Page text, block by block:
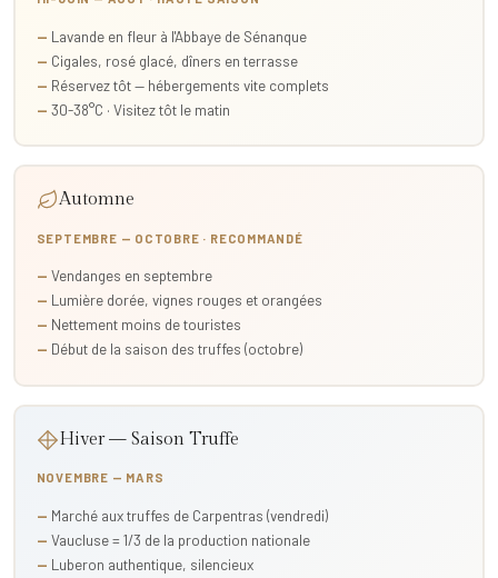
Lavande en fleur à l'Abbaye de Sénanque
Cigales, rosé glacé, dîners en terrasse
Réservez tôt — hébergements vite complets
30-38°C · Visitez tôt le matin
Automne
SEPTEMBRE — OCTOBRE · RECOMMANDÉ
Vendanges en septembre
Lumière dorée, vignes rouges et orangées
Nettement moins de touristes
Début de la saison des truffes (octobre)
Hiver — Saison Truffe
NOVEMBRE — MARS
Marché aux truffes de Carpentras (vendredi)
Vaucluse = 1/3 de la production nationale
Luberon authentique, silencieux